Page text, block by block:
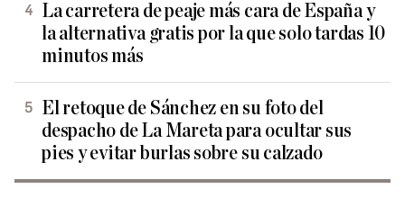
La carretera de peaje más cara de España y
la alternativa gratis por la que solo tardas 10
minutos más
El retoque de Sánchez en su foto del
despacho de La Mareta para ocultar sus
pies y evitar burlas sobre su calzado